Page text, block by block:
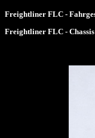
Freightliner FLC -
Freightliner FLC -